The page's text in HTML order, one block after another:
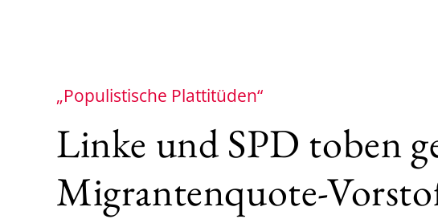
„Populistische Plattitüden“
Linke und SPD toben
Migrantenquote-